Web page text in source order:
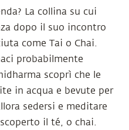
La collina su cui
dopo il suo incontro
come Tai o Chai.
probabilmente
scoprì che le
in acqua e bevute per
sedersi e meditare
il té, o chai.